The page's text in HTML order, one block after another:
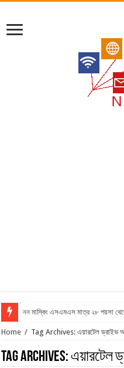
নন মাস্কিং এসএমএস মাত্র ২৮ পয়সা
Home / Tag Archives: এয়ারটেল ড্রাইভ
Tag Archives: এয়ারটেল